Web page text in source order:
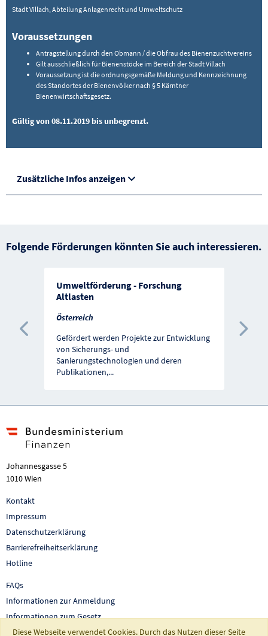
Stadt Villach, Abteilung Anlagenrecht und Umweltschutz
Voraussetzungen
Antragstellung durch den Obmann / die Obfrau des Bienenzuchtvereins
Gilt ausschließlich für Bienenstöcke im Bereich der Stadt Villach
Voraussetzung ist die ordnungsgemäße Meldung und Kennzeichnung
des Standortes der Bienenvölker nach § 5 Kärntner
Bienenwirtschaftsgesetz.
Gültig von 08.11.2019 bis unbegrenzt.
Zusätzliche Infos anzeigen
Folgende Förderungen könnten Sie auch interessieren.
Umweltförderung - Forschung
Altlasten
Österreich
Gefördert werden Projekte zur Entwicklung
von Sicherungs- und
Sanierungstechnologien und deren
Publikationen,...
Vorherige Förderung
Johannesgasse 5
1010 Wien
Kontakt
Impressum
Datenschutzerklärung
Barrierefreiheitserklärung
Hotline
FAQs
Informationen zur Anmeldung
Informationen zum Gesetz
Auswertungen und Berichte
Diese Webseite verwendet Cookies. Durch das Nutzen dieser Seite